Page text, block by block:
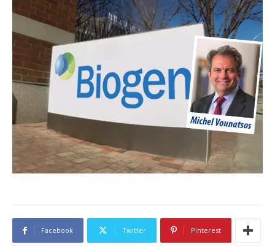
Facebook Twitter Pinterest